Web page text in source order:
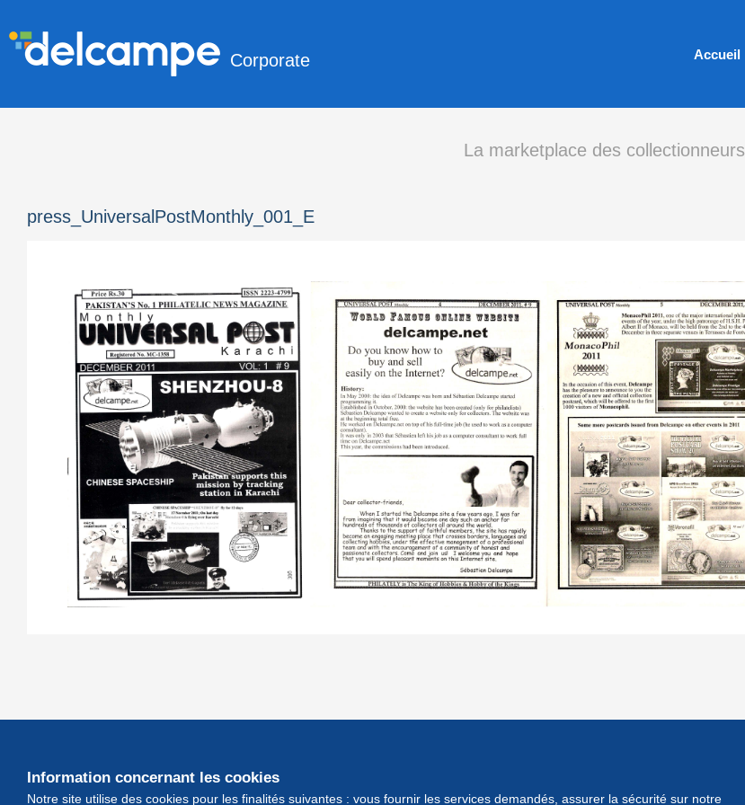
Corporate Accueil
La marketplace des collectionneurs
press_UniversalPostMonthly_001_E
Information concernant les cookies
Notre site utilise des cookies pour les finalités suivantes : vous fournir les services demandés, assurer la sécurité sur notre